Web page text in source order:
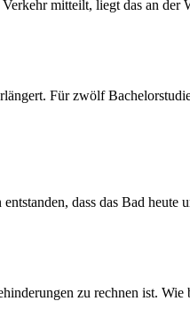
mitteilt, liegt das an der
Für zwölf
dass das Bad heute
zu rechnen ist. Wie